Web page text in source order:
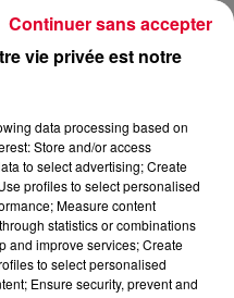
vie privée est notre
data processing based on
Store and/or access
to select advertising; Create
profiles to select personalised
Measure content
statistics or combinations
and improve services; Create
to select personalised
Ensure security, prevent and
Continuer sans accepter